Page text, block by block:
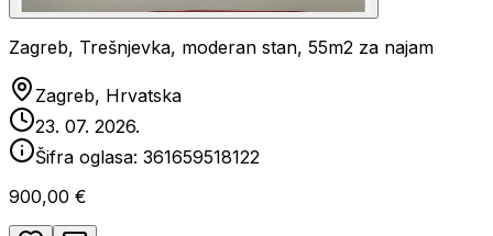
Zagreb, Trešnjevka, moderan stan, 55m2 za najam
Zagreb, Hrvatska
23. 07. 2026.
Šifra oglasa: 361659518122
900,00 €